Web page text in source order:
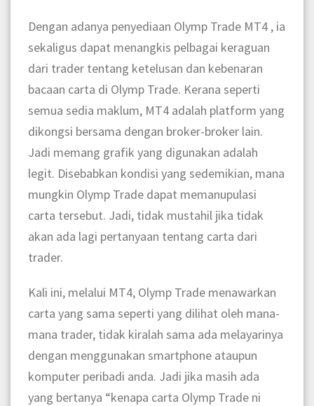
Dengan adanya penyediaan Olymp Trade MT4 , ia
sekaligus dapat menangkis pelbagai keraguan
dari trader tentang ketelusan dan kebenaran
bacaan carta di Olymp Trade. Kerana seperti
semua sedia maklum, MT4 adalah platform yang
dikongsi bersama dengan broker-broker lain.
Jadi memang grafik yang digunakan adalah
legit. Disebabkan kondisi yang sedemikian, mana
mungkin Olymp Trade dapat memanupulasi
carta tersebut. Jadi, tidak mustahil jika tidak
akan ada lagi pertanyaan tentang carta dari
trader.
Kali ini, melalui MT4, Olymp Trade menawarkan
carta yang sama seperti yang dilihat oleh mana-
mana trader, tidak kiralah sama ada melayarinya
dengan menggunakan smartphone ataupun
komputer peribadi anda. Jadi jika masih ada
yang bertanya “kenapa carta Olymp Trade ni